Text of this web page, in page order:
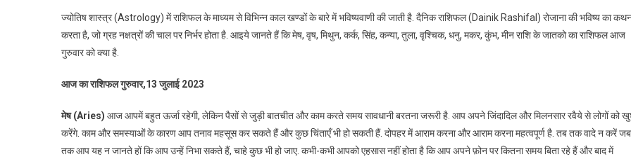
ज्योतिष शास्त्र (Astrology) में राशिफल के माध्यम से विभिन्न काल खण्डों के बारे में भविष्यवाणी की जाती है. दैनिक राशिफल (Dainik Rashifal) रोजाना की भविष्य का
करता है, जो ग्रह नक्षत्रों की चाल पर निर्भर होता है. आइये जानते हैं कि मेष, वृष, मिथुन, कर्क, सिंह, कन्या, तुला, वृश्चिक, धनु, मकर, कुंभ, मीन राशि के जातको का राशिफल आज
गुरुवार को क्या है.
आज का राशिफल गुरुवार,13 जुलाई 2023
मेष (Aries) आज आपमें बहुत ऊर्जा रहेगी, लेकिन पैसों से जुड़ी बातचीत और काम करते समय सावधानी बरतना जरूरी है. आप अपने जिंदादिल और मिलनसार रवैये से लोगों को
करेंगे. काम और समस्याओं के कारण आप तनाव महसूस कर सकते हैं और कुछ चिंताएँ भी हो सकती हैं. दोपहर में आराम करना और आराम करना महत्वपूर्ण है. तब तक वादे न करें जब
तक आप यह न जानते हों कि आप उन्हें निभा सकते हैं, चाहे कुछ भी हो जाए. कभी-कभी आपको एहसास नहीं होता है कि आप अपने फ़ोन पर कितना समय बिता रहे हैं और बाद में